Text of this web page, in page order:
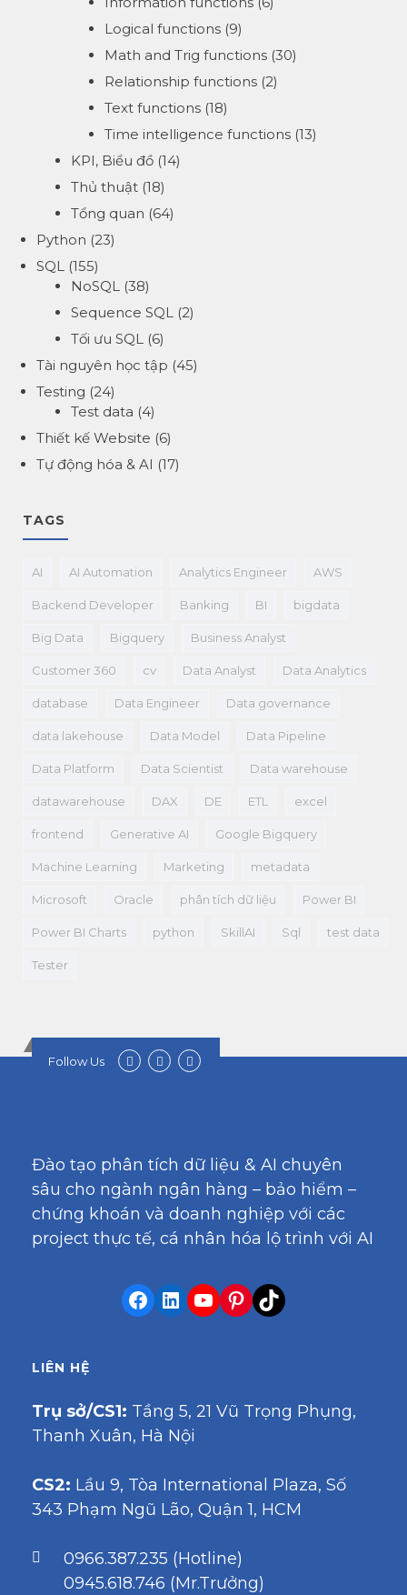
Logical functions (9)
Math and Trig functions (30)
Relationship functions (2)
Text functions (18)
Time intelligence functions (13)
KPI, Biểu đồ(14)
Thủ thuật(18)
Tổng quan (64)
Python (23)
SQL (155)
NoSQL(38)
Sequence SQL(2)
Tối ưu SQL(6)
Tài nguyên học tập (45)
Testing (24)
Test data (4)
Thiết kế Website (6)
Tự động hóa & AI (17)
TAGS
AI AI Automation Analytics Engineer AWS
Backend Developer Banking BI bigdata
Big Data Bigquery Business Analyst
Customer 360 cv Data Analyst Data Analytics
database Data Engineer Data governance
data lakehouse Data Model Data Pipeline
Data Platform Data Scientist Data warehouse
datawarehouse DAX DE ETL excel
frontend Generative AI Google Bigquery
Machine Learning Marketing metadata
Microsoft Oracle phân tích dữ liệu Power BI
Power BI Charts python SkillAI Sql test data
Tester
Follow Us
Đào tạo phân tích dữ liệu & AI chuyên
sâu cho ngành ngân hàng – bảo hiểm –
chứng khoán và doanh nghiệp với các
project thực tế, cá nhân hóa lộ trình với AI
LIÊN HỆ
Trụ sở/CS1: Tầng 5, 21 Vũ Trọng Phụng,
Thanh Xuân, Hà Nội
CS2: Lầu 9, Tòa International Plaza, Số
343 Phạm Ngũ Lão, Quận 1, HCM
0966.387.235 (Hotline)
0945.618.746 (Mr.Trưởng)